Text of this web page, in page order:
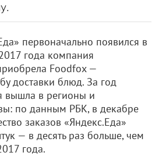
первоначально появился в
года компания
Foodfox —
доставки блюд. За год
вышла в регионы и
по данным РБК, в декабре
заказов «Яндекс.Еда»
— в десять раз больше, чем
года.